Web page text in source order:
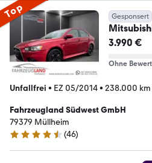
Top Gesponsert
DI-D+ Bi-
3.990 €
Ohne
Unfallfrei • EZ 05/2014• 238.000 km
Fahrzeugland Südwest GmbH
79379 Müllheim
4.7 Sterne
(46)